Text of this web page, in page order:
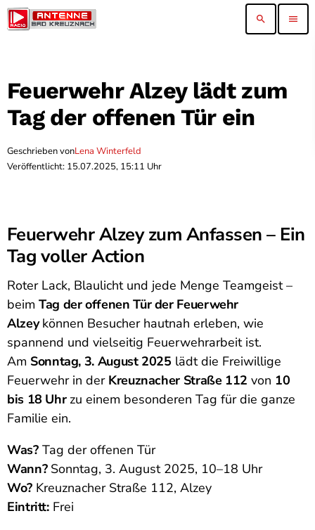
search menu
Feuerwehr Alzey lädt zum
Tag der offenen Tür ein
Geschrieben vonLena Winterfeld
Veröffentlicht: 15.07.2025, 15:11 Uhr
Feuerwehr Alzey zum Anfassen – Ein
Tag voller Action
Roter Lack, Blaulicht und jede Menge Teamgeist –
beim Tag der offenen Tür der Feuerwehr
Alzeykönnen Besucher hautnah erleben, wie
spannend und vielseitig Feuerwehrarbeit ist.
Am Sonntag, 3. August 2025 lädt die Freiwillige
Feuerwehr in der Kreuznacher Straße 112 von 10
bis 18 Uhrzu einem besonderen Tag für die ganze
Familie ein.
Was?Tag der offenen Tür
Wann?Sonntag, 3. August 2025, 10–18 Uhr
Wo?Kreuznacher Straße 112, Alzey
Eintritt:Frei